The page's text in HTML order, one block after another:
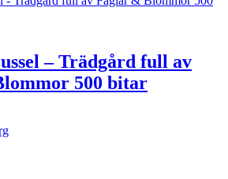
– Trädgård full av
500 bitar